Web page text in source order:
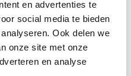
en advertenties te
social media te bieden
Ook delen we
onze site met onze
en analyse
Online